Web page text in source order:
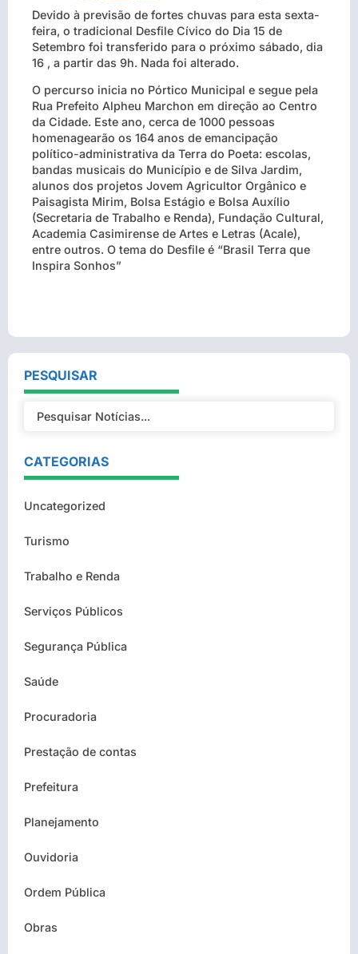
Devido à previsão de fortes chuvas para esta sexta-
feira, o tradicional Desfile Cívico do Dia 15 de
Setembro foi transferido para o próximo sábado, dia
16 , a partir das 9h. Nada foi alterado.
O percurso inicia no Pórtico Municipal e segue pela
Rua Prefeito Alpheu Marchon em direção ao Centro
da Cidade. Este ano, cerca de 1000 pessoas
homenagearão os 164 anos de emancipação
político-administrativa da Terra do Poeta: escolas,
bandas musicais do Município e de Silva Jardim,
alunos dos projetos Jovem Agricultor Orgânico e
Paisagista Mirim, Bolsa Estágio e Bolsa Auxílio
(Secretaria de Trabalho e Renda), Fundação Cultural,
Academia Casimirense de Artes e Letras (Acale),
entre outros. O tema do Desfile é “Brasil Terra que
Inspira Sonhos”
PESQUISAR
CATEGORIAS
Uncategorized
Turismo
Trabalho e Renda
Serviços Públicos
Segurança Pública
Saúde
Procuradoria
Prestação de contas
Prefeitura
Planejamento
Ouvidoria
Ordem Pública
Obras